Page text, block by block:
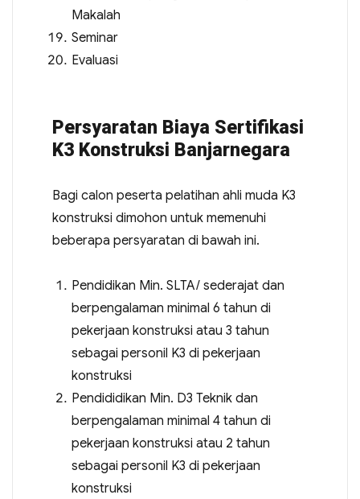
Makalah
Seminar
Evaluasi
Persyaratan Biaya Sertifikasi
K3 Konstruksi Banjarnegara
Bagi calon peserta pelatihan ahli muda K3
konstruksi dimohon untuk memenuhi
beberapa persyaratan di bawah ini.
Pendidikan Min. SLTA/ sederajat dan
berpengalaman minimal 6 tahun di
pekerjaan konstruksi atau 3 tahun
sebagai personil K3 di pekerjaan
konstruksi
Pendididikan Min. D3 Teknik dan
berpengalaman minimal 4 tahun di
pekerjaan konstruksi atau 2 tahun
sebagai personil K3 di pekerjaan
konstruksi